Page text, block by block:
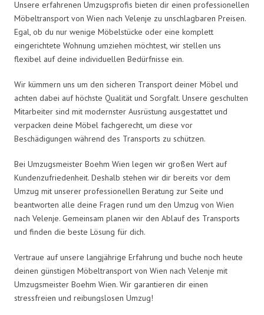
Unsere erfahrenen Umzugsprofis bieten dir einen professionellen
Möbeltransport von Wien nach Velenje zu unschlagbaren Preisen.
Egal, ob du nur wenige Möbelstücke oder eine komplett
eingerichtete Wohnung umziehen möchtest, wir stellen uns
flexibel auf deine individuellen Bedürfnisse ein.
Wir kümmern uns um den sicheren Transport deiner Möbel und
achten dabei auf höchste Qualität und Sorgfalt. Unsere geschulten
Mitarbeiter sind mit modernster Ausrüstung ausgestattet und
verpacken deine Möbel fachgerecht, um diese vor
Beschädigungen während des Transports zu schützen.
Bei Umzugsmeister Boehm Wien legen wir großen Wert auf
Kundenzufriedenheit. Deshalb stehen wir dir bereits vor dem
Umzug mit unserer professionellen Beratung zur Seite und
beantworten alle deine Fragen rund um den Umzug von Wien
nach Velenje. Gemeinsam planen wir den Ablauf des Transports
und finden die beste Lösung für dich.
Vertraue auf unsere langjährige Erfahrung und buche noch heute
deinen günstigen Möbeltransport von Wien nach Velenje mit
Umzugsmeister Boehm Wien. Wir garantieren dir einen
stressfreien und reibungslosen Umzug!